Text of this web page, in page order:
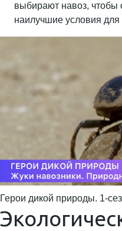
выбирают навоз, чтобы
наилучшие условия для
Герои дикой природы. 1-